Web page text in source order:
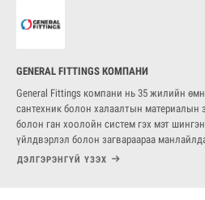
GENERAL FITTINGS КОМПАНИ
General Fittings компани нь 35 жилийн
сантехник болон халаалтын материалын
болон ган хоолойн систем гэх мэт
үйлдвэрлэл болон загвараараа
ДЭЛГЭРЭНГҮЙ ҮЗЭХ